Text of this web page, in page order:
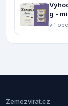
g -
v 1
Zemezvirat.cz